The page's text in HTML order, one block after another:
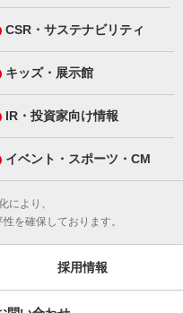
CSR・サステナビリティ
キッズ・展示館
IR・投資家向け情報
イベント・スポーツ・CM
により、
を確保しております。
採用情報